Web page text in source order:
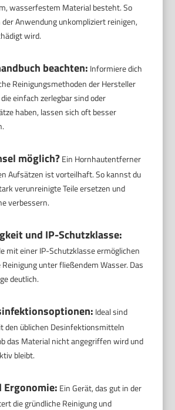
wasserfestem Material besteht. So
Anwendung unkompliziert reinigen,
wird.
beachten: Informiere dich
Reinigungsmethoden der Hersteller
einfach zerlegbar sind oder
haben, lassen sich oft besser
möglich?Ein Hornhautentferner
Aufsätzen ist vorteilhaft. So kannst du
verunreinigte Teile ersetzen und
verbessern.
und IP-Schutzklasse:
mit einer IP-Schutzklasse ermöglichen
unter fließendem Wasser. Das
deutlich.
Ideal sind
den üblichen Desinfektionsmitteln
das Material nicht angegriffen wird und
bleibt.
Ein Gerät, das gut in der
die gründliche Reinigung und